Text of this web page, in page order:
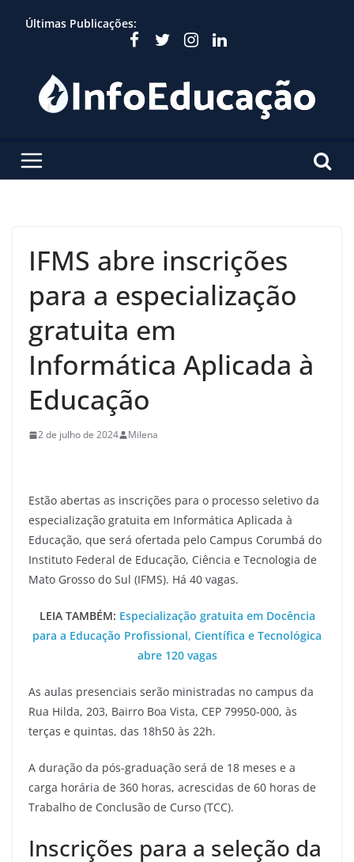
Últimas Publicações:
IFMS abre inscrições
para a especialização
gratuita em
Informática Aplicada à
Educação
2 de julho de 2024 Milena
Estão abertas as inscrições para o processo seletivo da
especialização gratuita em Informática Aplicada à
Educação, que será ofertada pelo Campus Corumbá do
Instituto Federal de Educação, Ciência e Tecnologia de
Mato Grosso do Sul (IFMS). Há 40 vagas.
LEIA TAMBÉM: Especialização gratuita em Docência
para a Educação Profissional, Científica e Tecnológica
abre 120 vagas
As aulas presenciais serão ministradas no campus da
Rua Hilda, 203, Bairro Boa Vista, CEP 79950-000, às
terças e quintas, das 18h50 às 22h.
A duração da pós-graduação será de 18 meses e a
carga horária de 360 horas, acrescidas de 60 horas de
Trabalho de Conclusão de Curso (TCC).
Inscrições para a seleção da